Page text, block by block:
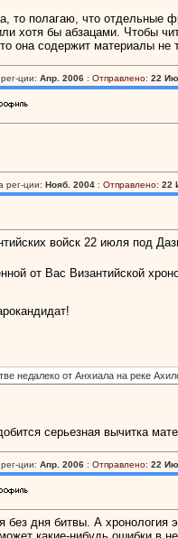
то полагаю, что отдельные
хотя бы абзацами. Чтобы
она содержит материалы не
ции: Апр. 2006: Отправлено: 22
рег-ции: Нояб. 2004: Отправлено: 22
войск 22 июля под
от Вас Византийской
недалеко от Анхиала на реке
серьезная вычитка
ции: Апр. 2006: Отправлено: 22
без дня битвы. А хронология